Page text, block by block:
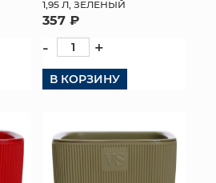
1,95 Л, ЗЕЛЕНЫЙ
357 ₽
- +
В КОРЗИНУ